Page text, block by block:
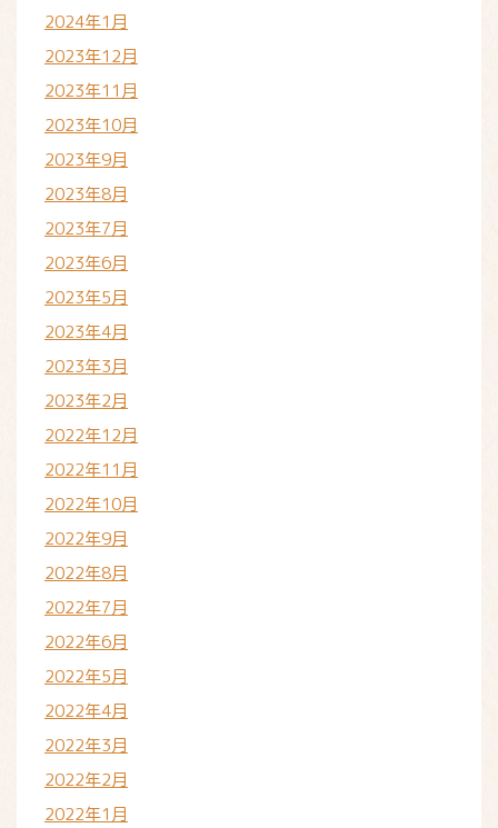
2024年1月
2023年12月
2023年11月
2023年10月
2023年9月
2023年8月
2023年7月
2023年6月
2023年5月
2023年4月
2023年3月
2023年2月
2022年12月
2022年11月
2022年10月
2022年9月
2022年8月
2022年7月
2022年6月
2022年5月
2022年4月
2022年3月
2022年2月
2022年1月